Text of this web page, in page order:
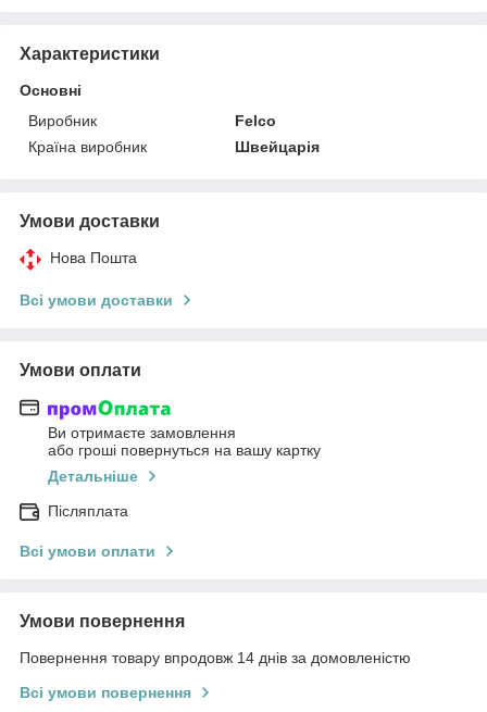
Характеристики
Основні
Виробник
Felco
Країна виробник
Швейцарія
Умови доставки
Нова Пошта
Всі умови доставки
Умови оплати
Ви отримаєте замовлення
або гроші повернуться на вашу картку
Детальніше
Післяплата
Всі умови оплати
Умови повернення
Повернення товару впродовж 14 днів за домовленістю
Всі умови повернення